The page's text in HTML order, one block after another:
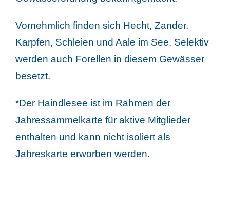
Vornehmlich finden sich Hecht, Zander,
Karpfen, Schleien und Aale im See. Selektiv
werden auch Forellen in diesem Gewässer
besetzt.
*Der Haindlesee ist im Rahmen der
Jahressammelkarte für aktive Mitglieder
enthalten und kann nicht isoliert als
Jahreskarte erworben werden.